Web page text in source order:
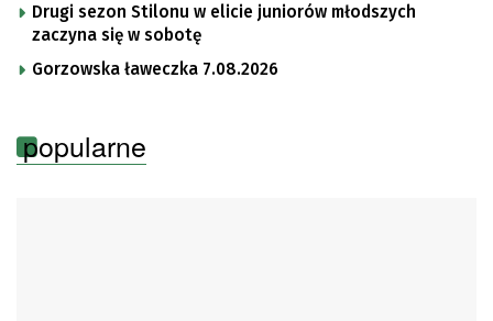
Drugi sezon Stilonu w elicie juniorów młodszych
zaczyna się w sobotę
Gorzowska ławeczka 7.08.2026
popularne